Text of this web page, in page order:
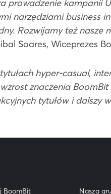
prowadzenie
narzędziami
Rozwijamy też
Soares, Wiceprezes
hyper-casual,
znaczenia
tytułów i dalszy
BoomBit Nasza